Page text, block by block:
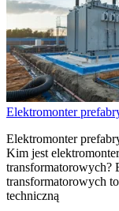
Elektromonter
Elektromonter
Kim jest
transformatorowych?
transformatorowych
techniczną